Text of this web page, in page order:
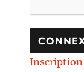
Inscription